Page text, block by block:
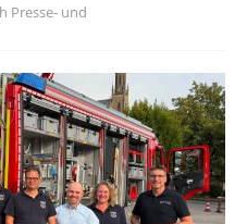
Presse- und